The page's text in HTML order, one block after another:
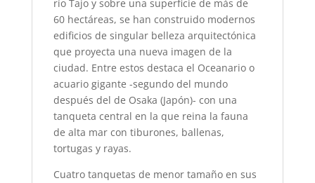
río Tajo y sobre una superficie de más de
60 hectáreas, se han construido modernos
edificios de singular belleza arquitectónica
que proyecta una nueva imagen de la
ciudad. Entre estos destaca el Oceanario o
acuario gigante -segundo del mundo
después del de Osaka (Japón)- con una
tanqueta central en la que reina la fauna
de alta mar con tiburones, ballenas,
tortugas y rayas.
Cuatro tanquetas de menor tamaño en sus